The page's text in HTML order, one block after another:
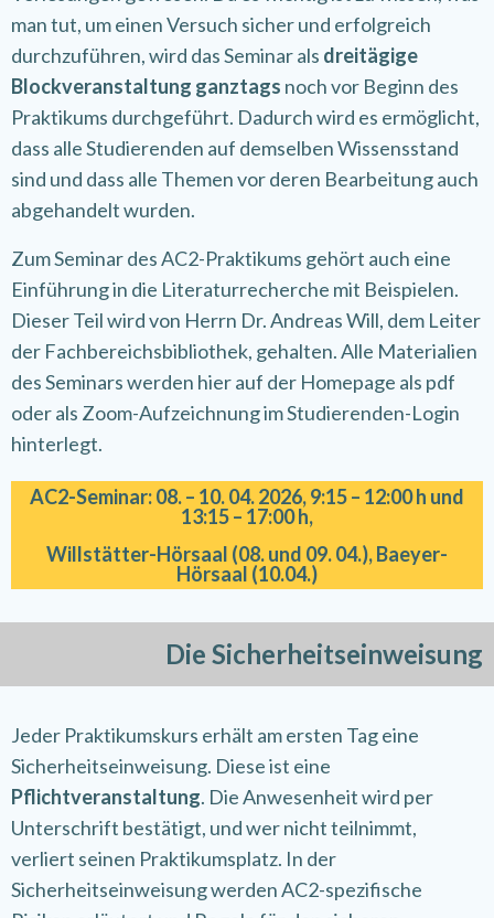
man tut, um einen Versuch sicher und erfolgreich
durchzuführen, wird das Seminar als dreitägige
Blockveranstaltung ganztags noch vor Beginn des
Praktikums durchgeführt. Dadurch wird es ermöglicht,
dass alle Studierenden auf demselben Wissensstand
sind und dass alle Themen vor deren Bearbeitung auch
abgehandelt wurden.
Zum Seminar des AC2-Praktikums gehört auch eine
Einführung in die Literaturrecherche mit Beispielen.
Dieser Teil wird von Herrn Dr. Andreas Will, dem Leiter
der Fachbereichsbibliothek, gehalten. Alle Materialien
des Seminars werden hier auf der Homepage als pdf
oder als Zoom-Aufzeichnung im Studierenden-Login
hinterlegt.
AC2-Seminar: 08. – 10. 04. 2026, 9:15 – 12:00 h und
13:15 – 17:00 h,
Willstätter-Hörsaal (08. und 09. 04.), Baeyer-
Hörsaal (10.04.)
Die Sicherheitseinweisung
Jeder Praktikumskurs erhält am ersten Tag eine
Sicherheitseinweisung. Diese ist eine
Pflichtveranstaltung. Die Anwesenheit wird per
Unterschrift bestätigt, und wer nicht teilnimmt,
verliert seinen Praktikumsplatz. In der
Sicherheitseinweisung werden AC2-spezifische